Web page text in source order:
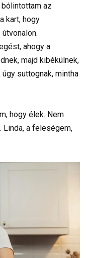
az
kart, hogy
ahogy a
majd kibékülnek,
suttognak, mintha
hogy élek. Nem
Linda, a feleségem,